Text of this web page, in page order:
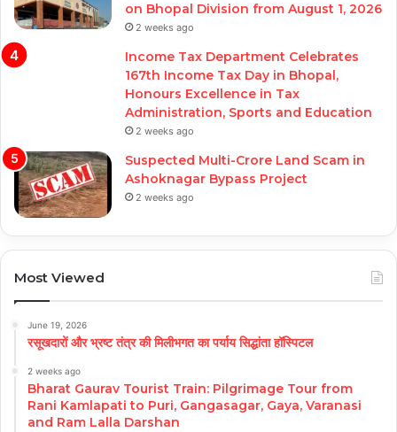
on Bhopal Division from August 1, 2026
2 weeks ago
Income Tax Department Celebrates
167th Income Tax Day in Bhopal,
Honours Excellence in Tax
Administration, Sports and Education
2 weeks ago
Suspected Multi-Crore Land Scam in
Ashoknagar Bypass Project
2 weeks ago
Most Viewed
June 19, 2026
रसूखदारों और भ्रष्ट तंत्र की मिलीभगत का पर्याय सिद्धांता हॉस्पिटल
2 weeks ago
Bharat Gaurav Tourist Train: Pilgrimage Tour from
Rani Kamlapati to Puri, Gangasagar, Gaya, Varanasi
and Ram Lalla Darshan